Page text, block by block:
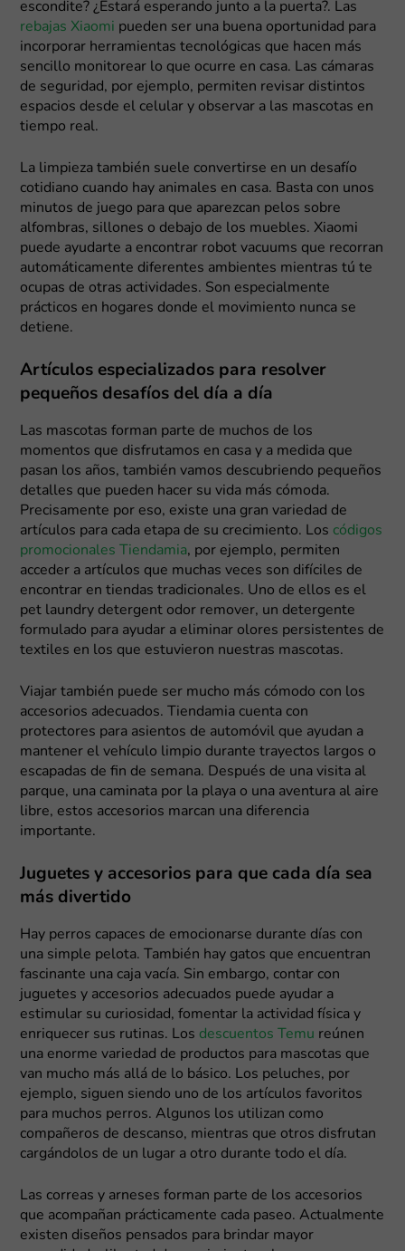
escondite? ¿Estará esperando junto a la puerta?. Las
rebajas Xiaomi pueden ser una buena oportunidad para
incorporar herramientas tecnológicas que hacen más
sencillo monitorear lo que ocurre en casa. Las cámaras
de seguridad, por ejemplo, permiten revisar distintos
espacios desde el celular y observar a las mascotas en
tiempo real.
La limpieza también suele convertirse en un desafío
cotidiano cuando hay animales en casa. Basta con unos
minutos de juego para que aparezcan pelos sobre
alfombras, sillones o debajo de los muebles. Xiaomi
puede ayudarte a encontrar robot vacuums que recorran
automáticamente diferentes ambientes mientras tú te
ocupas de otras actividades. Son especialmente
prácticos en hogares donde el movimiento nunca se
detiene.
Artículos especializados para resolver
pequeños desafíos del día a día
Las mascotas forman parte de muchos de los
momentos que disfrutamos en casa y a medida que
pasan los años, también vamos descubriendo pequeños
detalles que pueden hacer su vida más cómoda.
Precisamente por eso, existe una gran variedad de
artículos para cada etapa de su crecimiento. Los códigos
promocionales Tiendamia, por ejemplo, permiten
acceder a artículos que muchas veces son difíciles de
encontrar en tiendas tradicionales. Uno de ellos es el
pet laundry detergent odor remover, un detergente
formulado para ayudar a eliminar olores persistentes de
textiles en los que estuvieron nuestras mascotas.
Viajar también puede ser mucho más cómodo con los
accesorios adecuados. Tiendamia cuenta con
protectores para asientos de automóvil que ayudan a
mantener el vehículo limpio durante trayectos largos o
escapadas de fin de semana. Después de una visita al
parque, una caminata por la playa o una aventura al aire
libre, estos accesorios marcan una diferencia
importante.
Juguetes y accesorios para que cada día sea
más divertido
Hay perros capaces de emocionarse durante días con
una simple pelota. También hay gatos que encuentran
fascinante una caja vacía. Sin embargo, contar con
juguetes y accesorios adecuados puede ayudar a
estimular su curiosidad, fomentar la actividad física y
enriquecer sus rutinas. Los descuentos Temu reúnen
una enorme variedad de productos para mascotas que
van mucho más allá de lo básico. Los peluches, por
ejemplo, siguen siendo uno de los artículos favoritos
para muchos perros. Algunos los utilizan como
compañeros de descanso, mientras que otros disfrutan
cargándolos de un lugar a otro durante todo el día.
Las correas y arneses forman parte de los accesorios
que acompañan prácticamente cada paseo. Actualmente
existen diseños pensados para brindar mayor